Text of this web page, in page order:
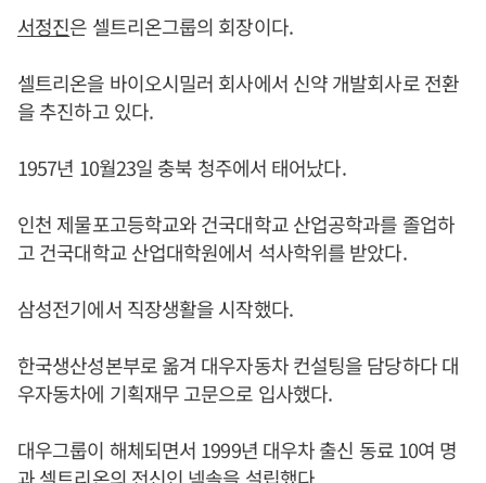
서정진은 셀트리온그룹의 회장이다.
셀트리온을 바이오시밀러 회사에서 신약 개발회사로 전환
을 추진하고 있다.
1957년 10월23일 충북 청주에서 태어났다.
인천 제물포고등학교와 건국대학교 산업공학과를 졸업하
고 건국대학교 산업대학원에서 석사학위를 받았다.
삼성전기에서 직장생활을 시작했다.
한국생산성본부로 옮겨 대우자동차 컨설팅을 담당하다 대
우자동차에 기획재무 고문으로 입사했다.
대우그룹이 해체되면서 1999년 대우차 출신 동료 10여 명